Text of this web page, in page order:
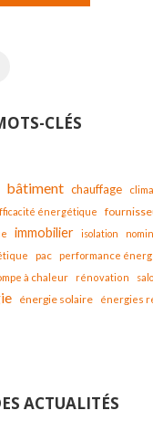
CLÉS
bâtiment chauffage
énergétique
immobilier isolation
pac performance
à chaleur rénovation
énergie solaire
énergies
ACTUALITÉS